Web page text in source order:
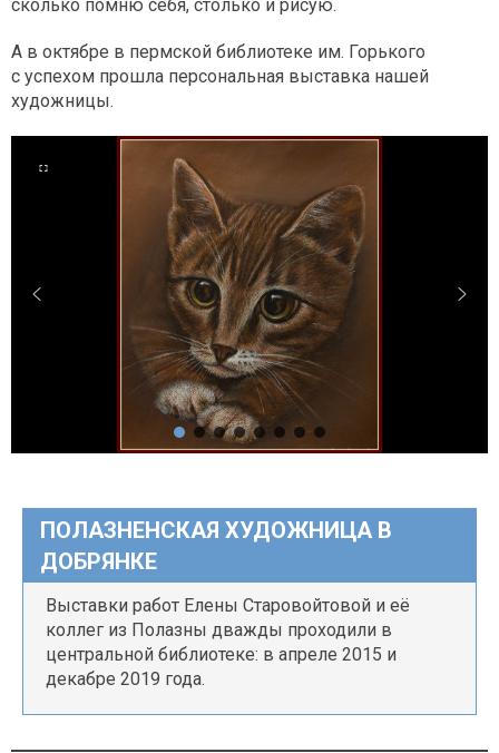
сколько помню себя, столько и рисую.
А в октябре в пермской библиотеке им. Горького
с успехом прошла персональная выставка нашей
художницы.
ПОЛАЗНЕНСКАЯ ХУДОЖНИЦА В
ДОБРЯНКЕ
Выставки работ Елены Старовойтовой и её
коллег из Полазны дважды проходили в
центральной библиотеке: в апреле 2015 и
декабре 2019 года.